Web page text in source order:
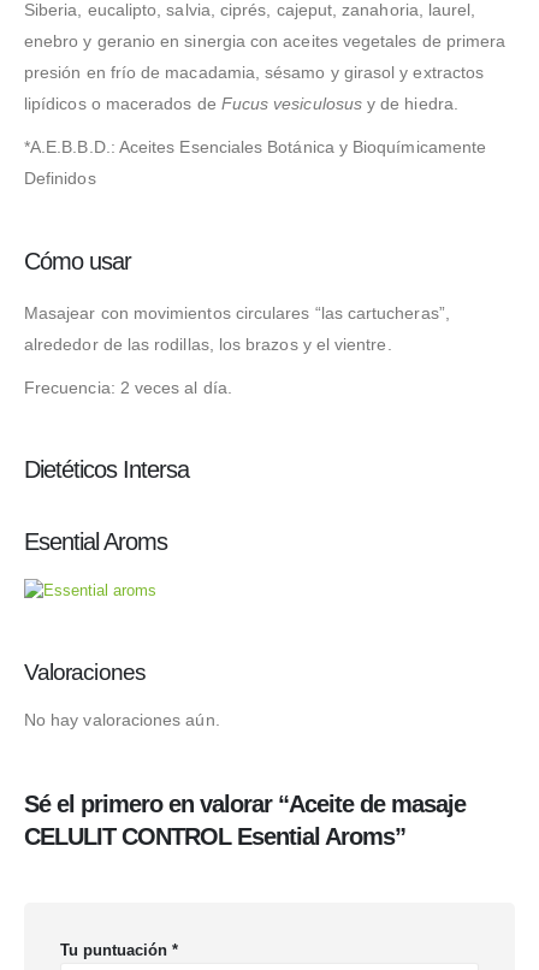
Siberia, eucalipto, salvia, ciprés, cajeput, zanahoria, laurel,
enebro y geranio en sinergia con aceites vegetales de primera
presión en frío de macadamia, sésamo y girasol y extractos
lipídicos o macerados de Fucus vesiculosusy de hiedra.
*A.E.B.B.D.: Aceites Esenciales Botánica y Bioquímicamente
Definidos
Cómo usar
Masajear con movimientos circulares “las cartucheras”,
alrededor de las rodillas, los brazos y el vientre.
Frecuencia: 2 veces al día.
Dietéticos Intersa
Esential Aroms
Valoraciones
No hay valoraciones aún.
Sé el primero en valorar “Aceite de masaje
CELULIT CONTROL Esential Aroms”
Tu puntuación *